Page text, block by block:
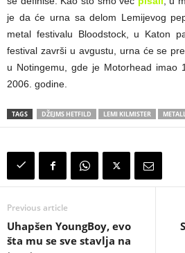
je da će urna sa delom Lemijevog
metal festivalu Bloodstock, u Katon
festival završi u avgustu, urna će se
u Notingemu, gde je Motorhead imao
2006. godine.
TAGS DŽEJMS HETFILD LEMI KILMISTER
Previous article
Uhapšen YoungBoy, evo
šta mu se sve stavlja na